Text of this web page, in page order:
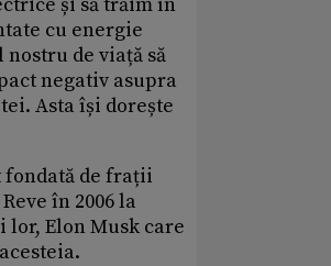
cu energie
de viață să
negativ asupra
Asta își dorește
fondată de frații
în 2006 la
lor, Elon Musk care